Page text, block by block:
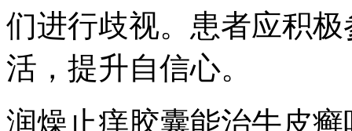
们进行歧视。患者应积
活，提升自信心。
润燥止痒胶囊能治牛皮